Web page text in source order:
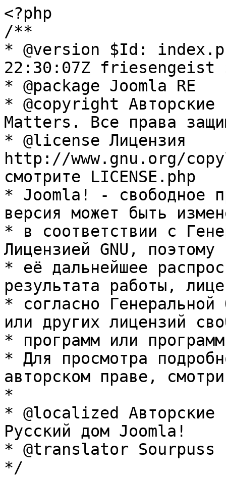
<?php
/**
* @version $Id:
22:30:07Z friesengeist
* @package Joomla RE
* @copyright Авторские
Matters. Все права
* @license Лицензия
http://www.gnu.org/
смотрите LICENSE.php
* Joomla! - свободное
версия может быть
* в соответствии с
Лицензией GNU, поэтому
* её дальнейшее
результата работы,
* согласно Генеральной
или других лицензий
* программ или
* Для просмотра
авторском праве,
*
* @localized Авторские
Русский дом Joomla!
* @translator Sourpuss
*/